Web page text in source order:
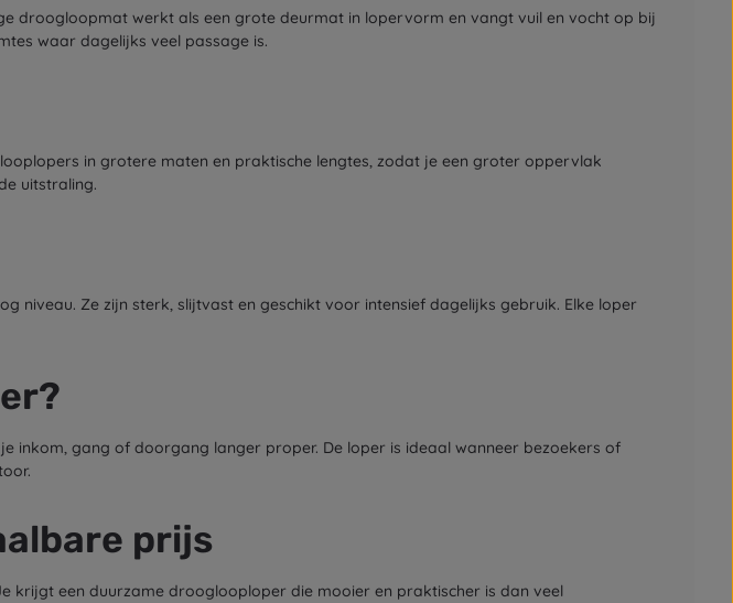
droogloopmat werkt als een grote deurmat in lopervorm en vangt vuil en vocht op bij
waar dagelijks veel passage is.
in grotere maten en praktische lengtes, zodat je een groter oppervlak
uitstraling.
niveau. Ze zijn sterk, slijtvast en geschikt voor intensief dagelijks gebruik. Elke loper
inkom, gang of doorgang langer proper. De loper is ideaal wanneer bezoekers of
prijs
krijgt een duurzame drooglooploper die mooier en praktischer is dan veel